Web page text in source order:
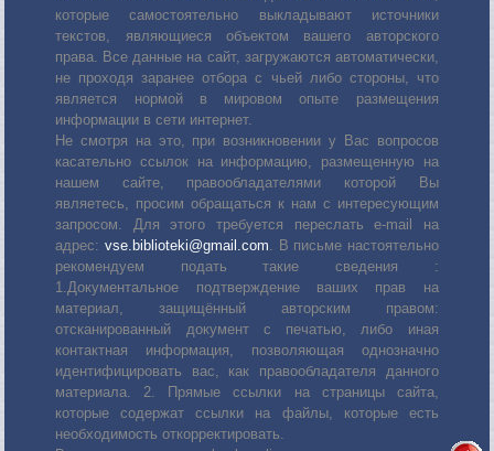
которые самостоятельно выкладывают источники
текстов, являющиеся объектом вашего авторского
права. Все данные на сайт, загружаются автоматически,
не проходя заранее отбора с чьей либо стороны, что
является нормой в мировом опыте размещения
информации в сети интернет.
Не смотря на это, при возникновении у Вас вопросов
касательно ссылок на информацию, размещенную на
нашем сайте, правообладателями которой Вы
являетесь, просим обращаться к нам с интересующим
запросом. Для этого требуется переслать е-mail на
адрес: vse.biblioteki@gmail.com . В письме настоятельно
рекомендуем подать такие сведения :
1.Документальное подтверждение ваших прав на
материал, защищённый авторским правом:
отсканированный документ с печатью, либо иная
контактная информация, позволяющая однозначно
идентифицировать вас, как правообладателя данного
материала. 2. Прямые ссылки на страницы сайта,
которые содержат ссылки на файлы, которые есть
необходимость откорректировать.